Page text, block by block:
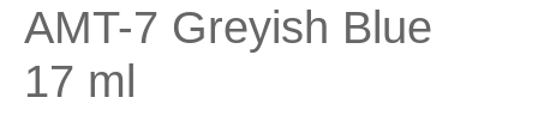
Pinsel & Stifte
Pinstriping & Linienführung
Radierer & Schneidewerkzeuge
Plotter & Zubehör
AMT-7 Greyish Blue
17 ml